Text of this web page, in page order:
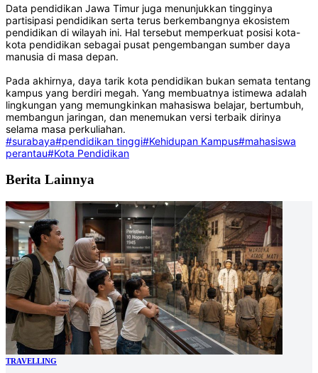
Data pendidikan Jawa Timur juga menunjukkan tingginya
partisipasi pendidikan serta terus berkembangnya ekosistem
pendidikan di wilayah ini. Hal tersebut memperkuat posisi kota-
kota pendidikan sebagai pusat pengembangan sumber daya
manusia di masa depan.
Pada akhirnya, daya tarik kota pendidikan bukan semata tentang
kampus yang berdiri megah. Yang membuatnya istimewa adalah
lingkungan yang memungkinkan mahasiswa belajar, bertumbuh,
membangun jaringan, dan menemukan versi terbaik dirinya
selama masa perkuliahan.
#surabaya#pendidikan tinggi#Kehidupan Kampus#mahasiswa
perantau#Kota Pendidikan
Berita Lainnya
TRAVELLING